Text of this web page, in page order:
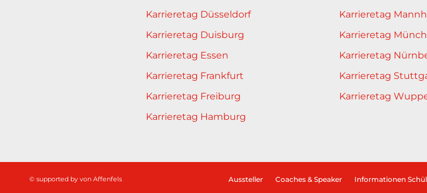
Karrieretag Düsseldorf
Karrieretag Duisburg
Karrieretag Essen
Karrieretag Frankfurt
Karrieretag Freiburg
Karrieretag Hamburg
Karrieretag
Karrieretag
Karrieretag
Karrieretag
Karrieretag
© supported by von Affenfels Aussteller Coaches & Speaker Informationen